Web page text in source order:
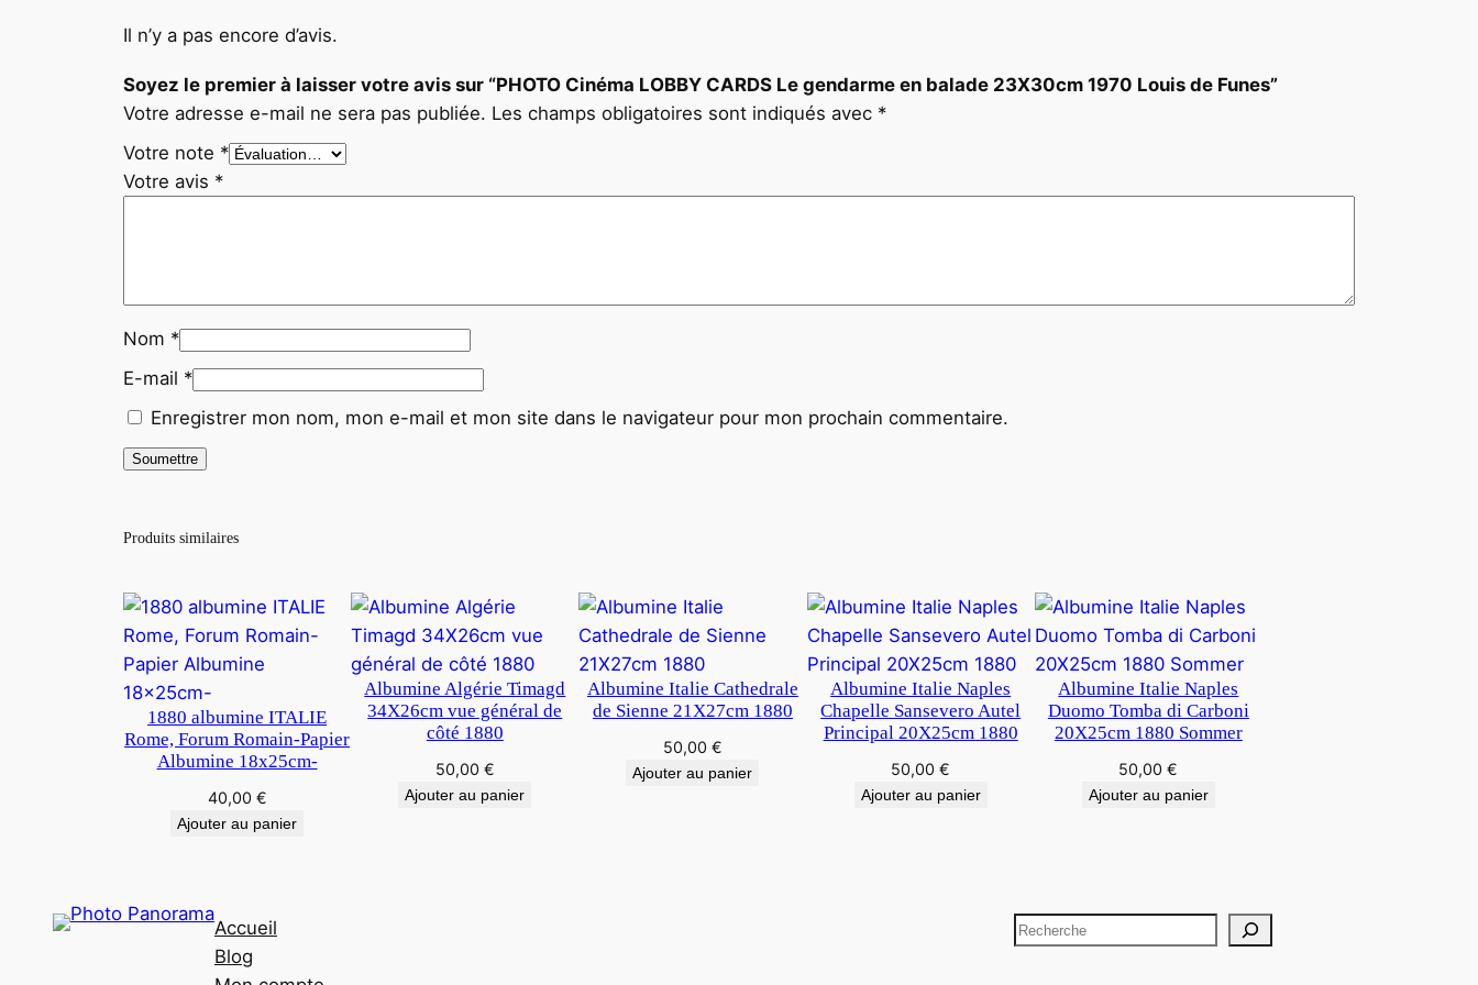
c
u
e
Il n’y a pas encore d’avis.
Soyez le premier à laisser votre avis sur “PHOTO Cinéma LOBBY CARDS Le gendarme en balade 23X30cm 1970 Louis de Funes”
Votre adresse e-mail ne sera pas publiée. Les champs obligatoires sont indiqués avec *
Votre note *
Votre avis *
Nom *
E-mail *
Enregistrer mon nom, mon e-mail et mon site dans le navigateur pour mon prochain commentaire.
Produits similaires
1880 albumine ITALIE
Rome, Forum Romain-Papier
Albumine 18x25cm-
40,00 €
Ajouter au panier
Albumine Algérie Timagd
34X26cm vue général de
côté 1880
50,00 €
Ajouter au panier
Albumine Italie Cathedrale
de Sienne 21X27cm 1880
50,00 €
Ajouter au panier
Albumine Italie Naples
Chapelle Sansevero Autel
Principal 20X25cm 1880
50,00€
Ajouter au panier
Albumine Italie Naples
Duomo Tomba di Carboni
20X25cm 1880 Sommer
50,00€
Ajouter au panier
Accueil
Blog
R